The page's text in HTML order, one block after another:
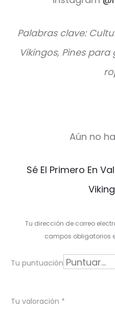
Palabras clave:
Vikingos, Pines
c
Aún no
Sé El Primero En
Tu dirección de correo
campos obligatorios
Tu puntuación
Tu valoración *